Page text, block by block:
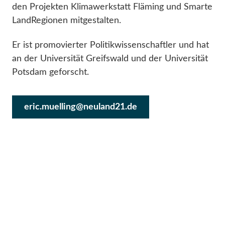
den Projekten Klimawerkstatt Fläming und Smarte
LandRegionen mitgestalten.
Er ist promovierter Politikwissenschaftler und hat
an der Universität Greifswald und der Universität
Potsdam geforscht.
eric.muelling@neuland21.de